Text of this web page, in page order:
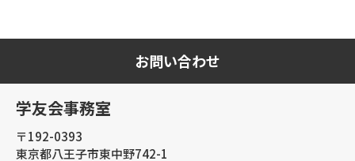
お問い合わせ
学友会事務室
〒192-0393
東京都八王子市東中野742-1